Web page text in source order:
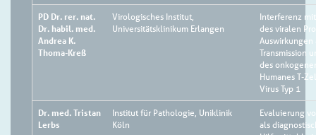
PD Dr. rer. nat.
Dr. habil. med.
Andrea K.
Thoma-Kreß
Virologisches Institut,
Universitätsklinikum Erlangen
Interferenz
des viralen
Auswirkungen
Transmission
des
Humanes T-
Virus Typ 1
Dr. med. Tristan
Lerbs
Institut für Pathologie, Uniklinik
Köln
Evaluierung
als